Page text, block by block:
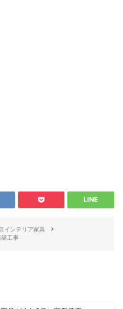
インテリア家具
築工事